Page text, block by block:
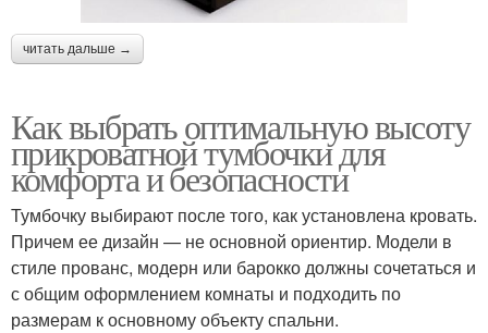
читать дальше →
Как выбрать оптимальную высоту
прикроватной тумбочки для
комфорта и безопасности
Тумбочку выбирают после того, как установлена кровать.
Причем ее дизайн — не основной ориентир. Модели в
стиле прованс, модерн или барокко должны сочетаться и
с общим оформлением комнаты и подходить по
размерам к основному объекту спальни.